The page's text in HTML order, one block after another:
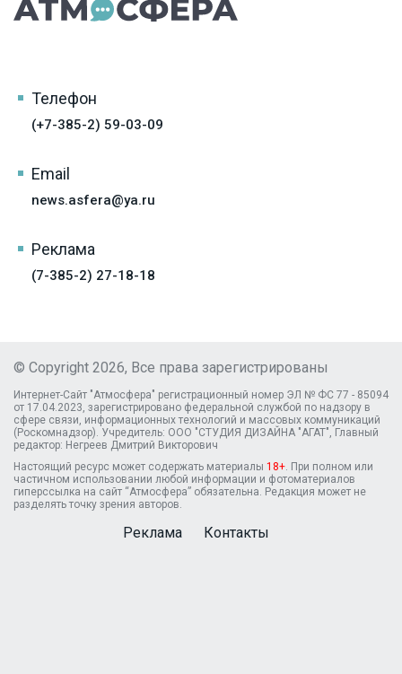
Телефон
(+7-385-2) 59-03-09
Email
news.asfera@ya.ru
Реклама
(7-385-2) 27-18-18
© Copyright 2026, Все права зарегистрированы
Интернет-Сайт "Атмосфера" регистрационный номер ЭЛ № ФС 77 - 85094
от 17.04.2023, зарегистрировано федеральной службой по надзору в
сфере связи, информационных технологий и массовых коммуникаций
(Роскомнадзор). Учредитель: ООО "СТУДИЯ ДИЗАЙНА "АГАТ", Главный
редактор: Негреев Дмитрий Викторович
Настоящий ресурс может содержать материалы 18+ . При полном или
частичном использовании любой информации и фотоматериалов
гиперссылка на сайт “Атмосфера” обязательна. Редакция может не
разделять точку зрения авторов.
Реклама Контакты